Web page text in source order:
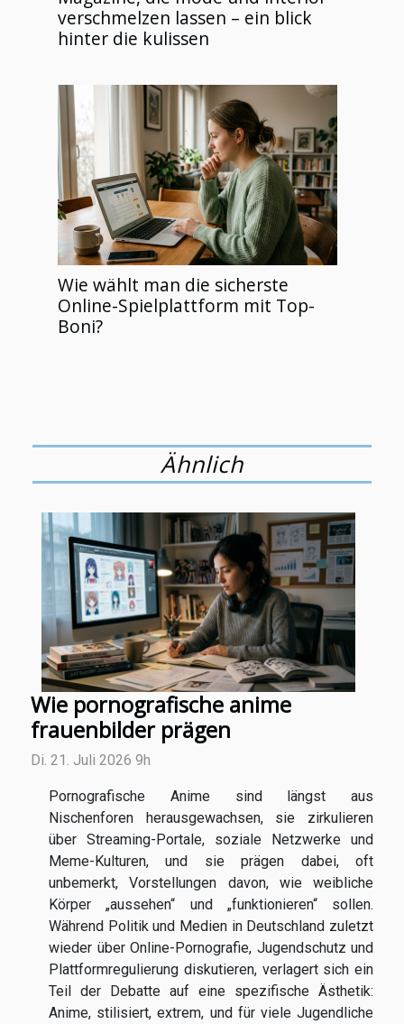
verschmelzen lassen – ein blick
hinter die kulissen
Wie wählt man die sicherste
Online-Spielplattform mit Top-
Boni?
Ähnlich
Wie pornografische anime
frauenbilder prägen
Di. 21. Juli 2026 9h
Pornografische Anime sind längst aus
Nischenforen herausgewachsen, sie zirkulieren
über Streaming-Portale, soziale Netzwerke und
Meme-Kulturen, und sie prägen dabei, oft
unbemerkt, Vorstellungen davon, wie weibliche
Körper „aussehen“ und „funktionieren“ sollen.
Während Politik und Medien in Deutschland zuletzt
wieder über Online-Pornografie, Jugendschutz und
Plattformregulierung diskutieren, verlagert sich ein
Teil der Debatte auf eine spezifische Ästhetik:
Anime, stilisiert, extrem, und für viele Jugendliche